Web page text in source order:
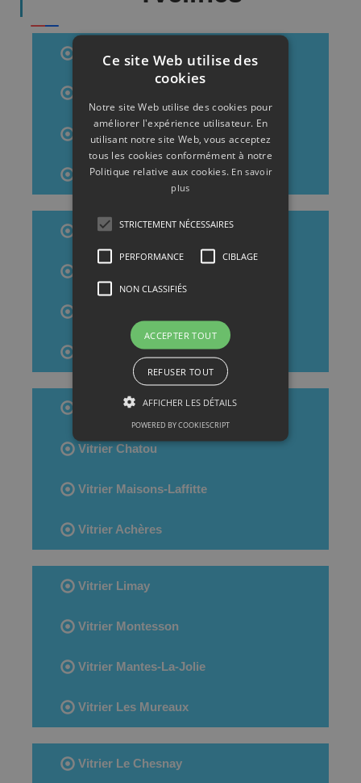
Vitrier Versailles
Vitrier Trappes
Vitrier Rambouillet
Vitrier Mantes-La-Ville
Vitrier Sartrouville
Vitrier Conflans-Sainte-Honorine
Vitrier Chatou
Vitrier Maisons-Laffitte
Vitrier Achères
Vitrier Limay
Vitrier Montesson
Vitrier Mantes-La-Jolie
Vitrier Les Mureaux
Vitrier Le Chesnay
Ce site Web utilise des
cookies
Notre site Web utilise des cookies pour
améliorer l'expérience utilisateur. En
utilisant notre site Web, vous acceptez
tous les cookies conformément à notre
Politique relative aux cookies. En savoir
plus
STRICTEMENT NÉCESSAIRES
PERFORMANCE CIBLAGE
NON CLASSIFIÉS
ACCEPTER TOUT
REFUSER TOUT
AFFICHER LES DÉTAILS
POWERED BY COOKIESCRIPT